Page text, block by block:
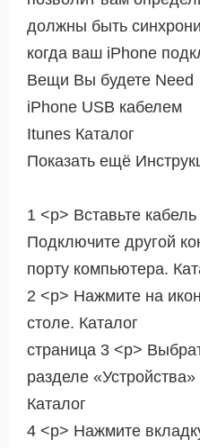
должны быть
когда ваш iPhone
Вещи Вы будете Need
iPhone USB кабелем
Itunes Каталог
Показать ещё
1 <р> Вставьте
Подключите другой
порту компьютера.
2 <р> Нажмите на
столе. Каталог
страница 3 <р>
разделе
Каталог
4 <р> Нажмите